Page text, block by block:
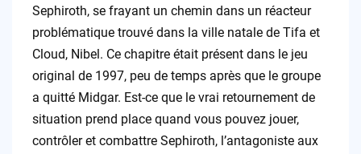
Sephiroth, se frayant un chemin dans un réacteur
problématique trouvé dans la ville natale de Tifa et
Cloud, Nibel. Ce chapitre était présent dans le jeu
original de 1997, peu de temps après que le groupe
a quitté Midgar. Est-ce que le vrai retournement de
situation prend place quand vous pouvez jouer,
contrôler et combattre Sephiroth, l’antagoniste aux